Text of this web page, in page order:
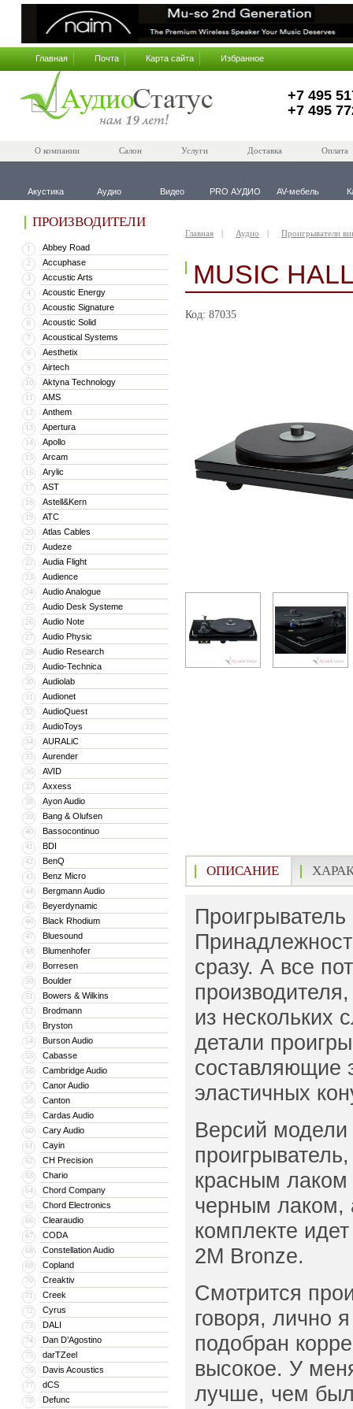
Главная Почта Карта сайта Избранное
+7 495
+7 495
О компании Салон Услуги Доставка Оплата
Акустика Аудио Видео PRO АУДИО AV-мебель
ПРОИЗВОДИТЕЛИ
1 Abbey Road
2 Accuphase
3 Accustic Arts
4 Acoustic Energy
5 Acoustic Signature
6 Acoustic Solid
7 Acoustical Systems
8 Aesthetix
9 Airtech
10 Aktyna Technology
11 AMS
12 Anthem
13 Apertura
14 Apollo
15 Arcam
16 Arylic
17 AST
18 Astell&Kern
19 ATC
20 Atlas Cables
21 Audeze
22 Audia Flight
23 Audience
24 Audio Analogue
25 Audio Desk Systeme
26 Audio Note
27 Audio Physic
28 Audio Research
29 Audio-Technica
30 Audiolab
31 Audionet
32 AudioQuest
33 AudioToys
34 AURALiC
35 Aurender
36 AVID
37 Axxess
38 Ayon Audio
39 Bang & Olufsen
40 Bassocontinuo
41 BDI
42 BenQ
43 Benz Micro
44 Bergmann Audio
45 Beyerdynamic
46 Black Rhodium
47 Bluesound
48 Blumenhofer
49 Borresen
50 Boulder
51 Bowers & Wilkins
52 Brodmann
53 Bryston
54 Burson Audio
55 Cabasse
56 Cambridge Audio
57 Canor Audio
58 Canton
59 Cardas Audio
60 Cary Audio
61 Cayin
62 CH Precision
63 Chario
64 Chord Company
65 Chord Electronics
66 Clearaudio
67 CODA
68 Constellation Audio
69 Copland
70 Creaktiv
71 Creek
72 Cyrus
73 DALI
74 Dan D’Agostino
75 darTZeel
76 Davis Acoustics
77 dCS
78 Defunc
Главная Аудио Проигрыватели
MUSIC
Код: 87035
ОПИСАНИЕ
сразу. А все
из нескольких
детали
составляющие
эластичных
Версий модели
красным лаком
черным лаком,
комплекте
2M Bronze.
Смотрится
говоря, лично
подобран
высокое. У
лучше, чем